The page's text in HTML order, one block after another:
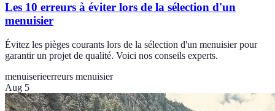
Les 10 erreurs à éviter lors de la sélection d'un
menuisier
Évitez les pièges courants lors de la sélection d'un menuisier pour
garantir un projet de qualité. Voici nos conseils experts.
menuiserieerreurs menuisier
Aug 5